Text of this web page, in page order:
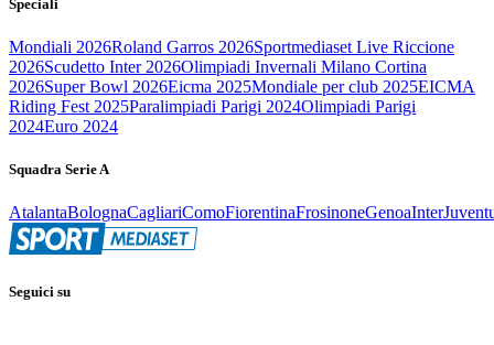
Speciali
Mondiali 2026Roland Garros 2026Sportmediaset Live Riccione
2026Scudetto Inter 2026Olimpiadi Invernali Milano Cortina
2026Super Bowl 2026Eicma 2025Mondiale per club 2025EICMA
Riding Fest 2025Paralimpiadi Parigi 2024Olimpiadi Parigi
2024Euro 2024
Squadra Serie A
AtalantaBolognaCagliariComoFiorentinaFrosinoneGenoaInter
Seguici su